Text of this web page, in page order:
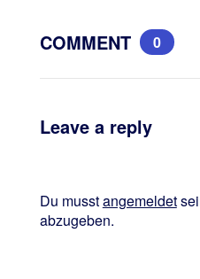
COMMENT 0
Leave a reply
Du musstangemeldet
abzugeben.